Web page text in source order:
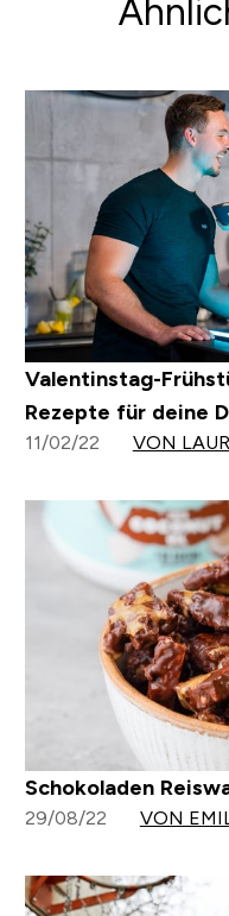
Valentinstag-
Rezepte für deine
11/02/22 VON
Schokoladen
29/08/22 VON